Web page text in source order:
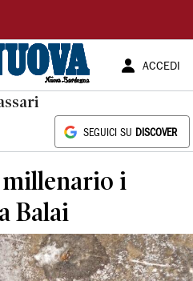
ACCEDI
SEGUICI SU DISCOVER
i
Balai